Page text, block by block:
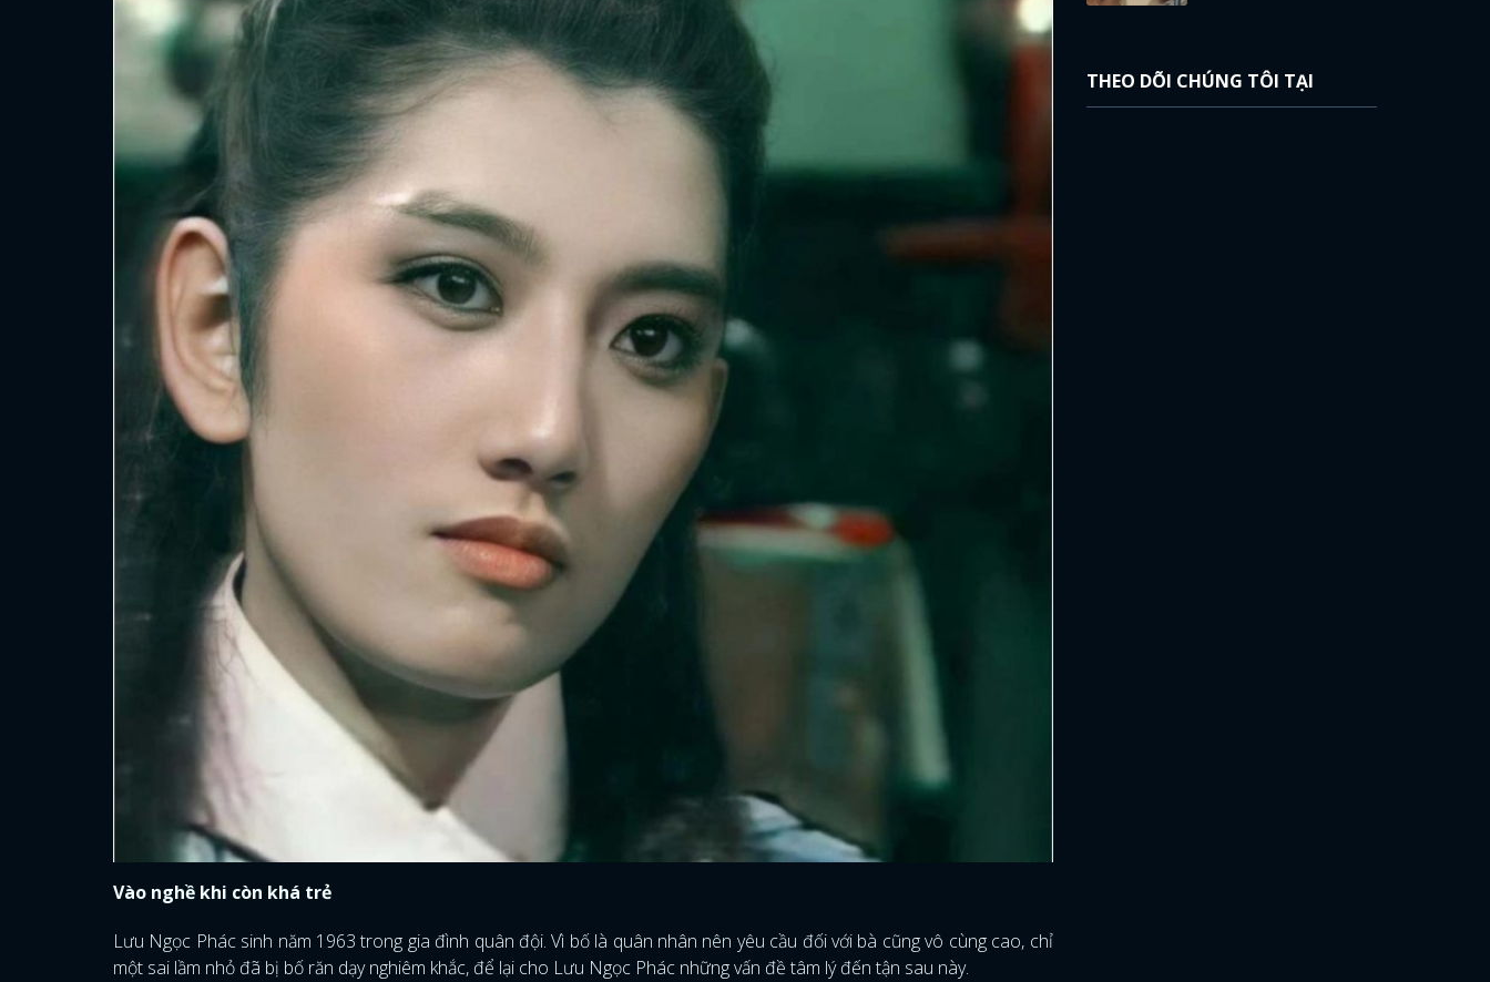
Vào nghề khi còn khá trẻ
Lưu Ngọc Phác sinh năm 1963 trong gia đình quân đội. Vì bố là quân nhân nên yêu cầu đối với bà cũng vô cùng cao, chỉ
một sai lầm nhỏ đã bị bố răn dạy nghiêm khắc, để lại cho Lưu Ngọc Phác những vấn đề tâm lý đến tận sau này.
THEO DÕI CHÚNG TÔI TẠI